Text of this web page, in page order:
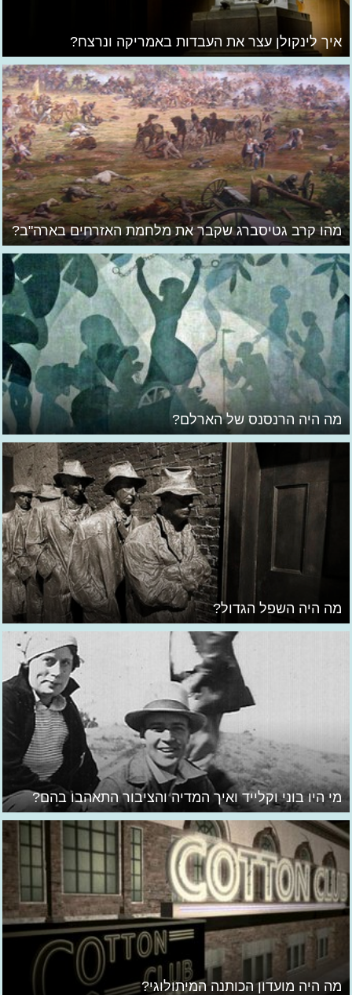
איך לינקולן עצר את העבדות באמריקה ונרצח?
מהו קרב גטיסברג שקבר את מלחמת האזרחים בארה"ב?
מה היה הרנסנס של הארלם?
מה היה השפל הגדול?
מי היו בוני וקלייד ואיך המדיה והציבור התאהבו בהם?
מה היה מועדון הכותנה המיתולוגי?